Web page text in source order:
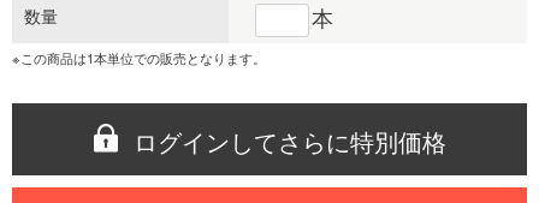
数量 本
※この商品は1本単位での販売となります。
ログインしてさらに特別価格